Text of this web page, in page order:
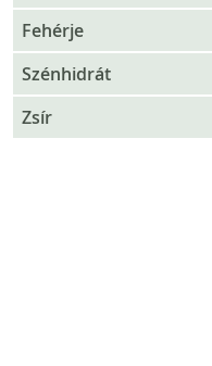
Fehérje
Szénhidrát
Zsír